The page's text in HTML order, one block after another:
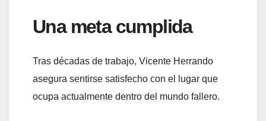
Una meta cumplida
Tras décadas de trabajo, Vicente Herrando
asegura sentirse satisfecho con el lugar que
ocupa actualmente dentro del mundo fallero.